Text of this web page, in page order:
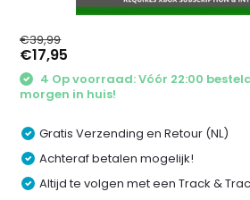
€39,99
€17,95
4 Op voorraad: Vóór 22:00
morgen in huis!
Gratis Verzending en Retour (NL)
Achteraf betalen mogelijk!
Altijd te volgen met een Track &